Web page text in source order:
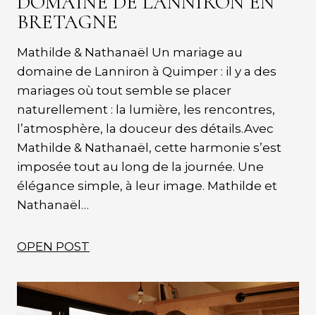
BRETAGNE
Mathilde & Nathanaël Un mariage au
domaine de Lanniron à Quimper : il y a des
mariages où tout semble se placer
naturellement : la lumière, les rencontres,
l’atmosphère, la douceur des détails.Avec
Mathilde & Nathanaël, cette harmonie s’est
imposée tout au long de la journée. Une
élégance simple, à leur image. Mathilde et
Nathanaël…
OPEN POST